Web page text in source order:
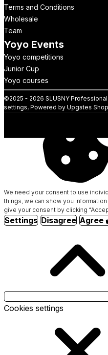
Terms and Conditions
Wholesale
Team
Yoyo Events
Yoyo competitions
Junior Cup
Yoyo courses
©2025 - 2026 SLUSNY
settings, Powered by Upgates
We need your consent to use
things, we can show you
give your consent by clicking
Settings Disagree Agree
Cookies settings